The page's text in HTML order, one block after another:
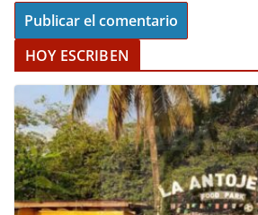
HOY ESCRIBEN